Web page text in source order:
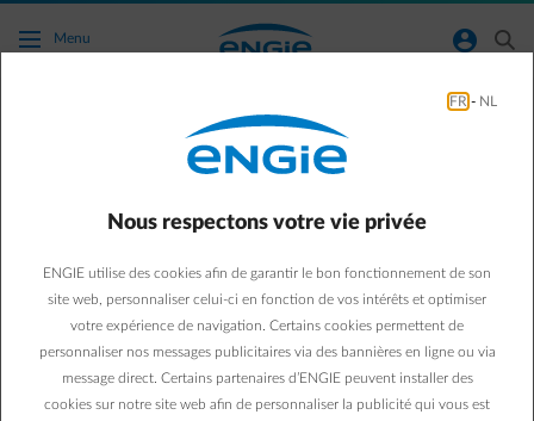
Accéder au contenu principal
Menu normal-account-circle search
Chauffage
Pompe à chaleur air-air :
10 idées reçues
démystifiées pour faire le
bon choix
FR - NL
Nous respectons votre vie privée
ENGIE utilise des cookies afin de garantir le bon fonctionnement de son
site web, personnaliser celui-ci en fonction de vos intérêts et optimiser
votre expérience de navigation. Certains cookies permettent de
personnaliser nos messages publicitaires via des bannières en ligne ou via
message direct. Certains partenaires d’ENGIE peuvent installer des
cookies sur notre site web afin de personnaliser la publicité qui vous est